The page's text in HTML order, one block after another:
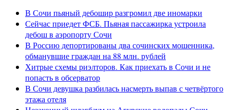
В Сочи пьяный дебошир разгромил две иномарки
Сейчас приедет ФСБ. Пьяная пассажирка устроила
дебош в аэропорту Сочи
В Россию депортированы два сочинских мошенника,
обманувшие граждан на 88 млн. рублей
Хитрые схемы риэлторов. Как приехать в Сочи и не
попасть в обсерватор
В Сочи девушка разбилась насмерть выпав с четвёртого
этажа отеля